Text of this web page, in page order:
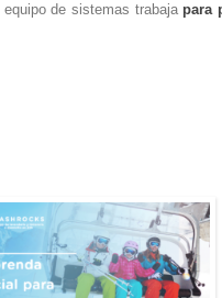
de sistemas trabaja para